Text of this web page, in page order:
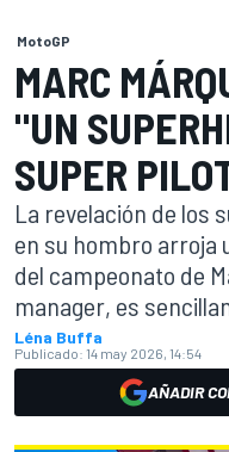
MotoGP
MARC
"UN
SUPER
La revelación de los
en su hombro arroja
del campeonato de
manager, es
Léna Buffa
Publicado: 14 may 2026, 14:54
AÑADIR